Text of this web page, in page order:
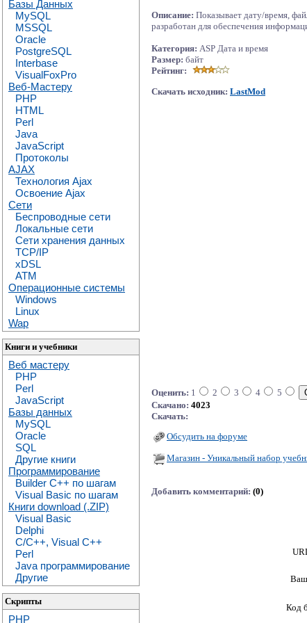
Базы Данных
MySQL
MSSQL
Oracle
PostgreSQL
Interbase
VisualFoxPro
Веб-Мастеру
PHP
HTML
Perl
Java
JavaScript
Протоколы
AJAX
Технология Ajax
Освоение Ajax
Сети
Беспроводные сети
Локальные сети
Сети хранения данных
TCP/IP
xDSL
ATM
Операционные системы
Windows
Linux
Wap
Книги и учебники
Веб мастеру
PHP
Perl
JavaScript
Базы данных
MySQL
Oracle
SQL
Другие книги
Программирование
Builder C++ по шагам
Visual Basic по шагам
Книги download (.ZIP)
Visual Basic
Delphi
C/C++, Visual C++
Perl
Java программирование
Другие
Скрипты
PHP
Описание: Показывает дату/время,
разработан для обеспечения
Категория: ASP Дата и время
Размер: байт
Рейтинг:
Скачать исходник: LastMod
Оценить: 1 2 3 4
5
Скачано: 4023
Скачать:
Обсудить на форуме
Магазин - Уникальный набор
Добавить комментарий: (0)
Ваш
Код